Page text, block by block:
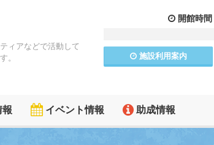
ィアなどで活動して
。
開館時間
施設利用案内
報 イベント情報 助成情報